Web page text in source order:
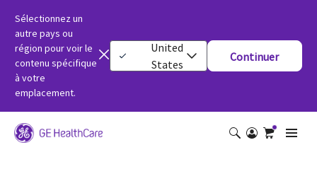
Sélectionnez un
autre pays ou
région pour voir le
contenu spécifique
à votre
emplacement.
United
States
Continuer